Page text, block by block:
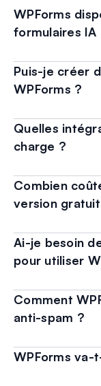
WPForms
formulaires IA
Puis-je créer
WPForms ?
Quelles
charge ?
Combien
version
Ai-je besoin
pour utiliser
Comment
anti-spam ?
WPForms va-